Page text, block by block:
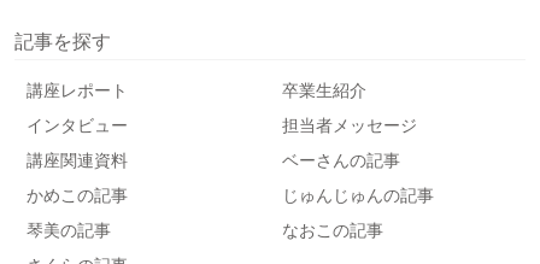
記事を探す
講座レポート
卒業生紹介
インタビュー
担当者メッセージ
講座関連資料
ベーさんの記事
かめこの記事
じゅんじゅんの記事
琴美の記事
なおこの記事